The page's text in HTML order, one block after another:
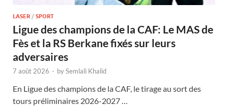
LASER / SPORT
Ligue des champions de la CAF: Le MAS de
Fès et la RS Berkane fixés sur leurs
adversaires
7 août 2026 - bySemlali Khalid
En Ligue des champions de la CAF, le tirage au sort des
tours préliminaires 2026-2027 …